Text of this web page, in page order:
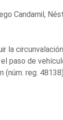
Candamil,
la
paso de
(núm. reg. 48138)